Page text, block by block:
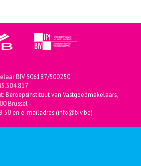
BIV 506187/500250
Beroepsinstituut van Vastgoedmakelaars,
Brussel -
50 en e-mailadres (info@biv.be)